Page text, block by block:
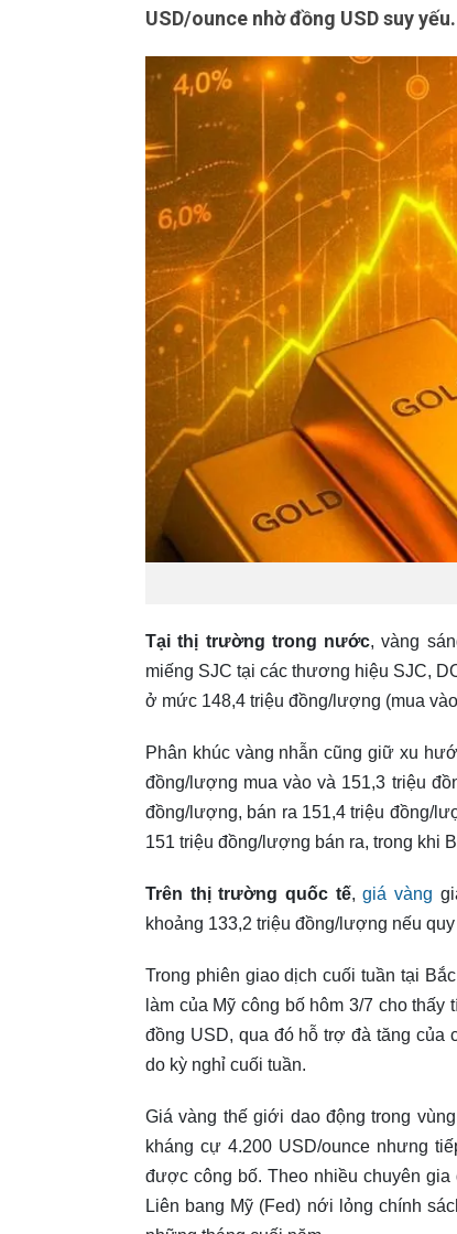
USD/ounce nhờ đồng USD suy yếu.
Tại thị trường trong nước, vàng
miếng SJC tại các thương hiệu SJC,
ở mức 148,4 triệu đồng/lượng (mua
Phân khúc vàng nhẫn cũng giữ xu
đồng/lượng mua vào và 151,3 triệu
đồng/lượng, bán ra 151,4 triệu đồng/
151 triệu đồng/lượng bán ra, trong khi
Trên thị trường quốc tế, giá vàng
khoảng 133,2 triệu đồng/lượng nếu
Trong phiên giao dịch cuối tuần tại
làm của Mỹ công bố hôm 3/7 cho
đồng USD, qua đó hỗ trợ đà tăng của
do kỳ nghỉ cuối tuần.
Giá vàng thế giới dao động trong
kháng cự 4.200 USD/ounce nhưng
được công bố. Theo nhiều chuyên
Liên bang Mỹ (Fed) nới lỏng chính